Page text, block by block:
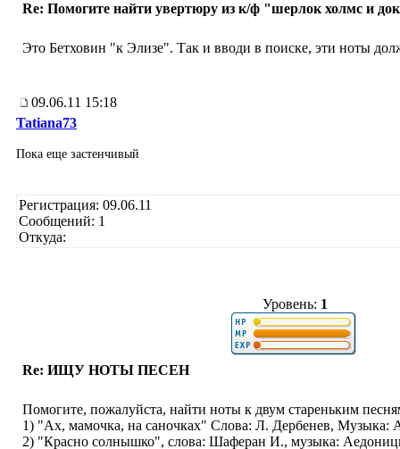
Re: Помогите найти увертюру из к/ф "шерлок холмс и
Это Бетховин "к Элизе". Так и вводи в поиске, эти ноты
09.06.11 15:18
Tatiana73
Пока еще застенчивый
Регистрация: 09.06.11
Сообщений: 1
Откуда:
Уровень: 1
Re: ИЩУ НОТЫ ПЕСЕН
Помогите, пожалуйста, найти ноты к двум стареньким
1) "Ах, мамочка, на саночках" Слова: Л. Дербенев, Музыка:
2) "Красно солнышко", слова: Шаферан И., музыка: